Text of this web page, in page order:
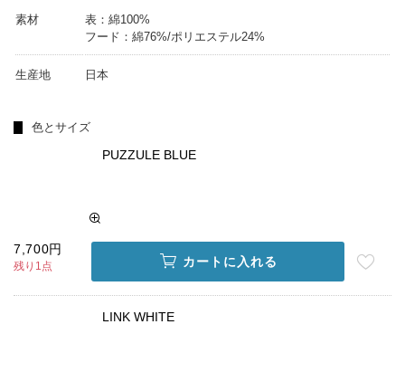
素材
表：綿100%
フード：綿76%/ポリエステル24%
生産地 日本
色とサイズ
PUZZULE BLUE
7,700円
残り1点 カートに入れる
LINK WHITE